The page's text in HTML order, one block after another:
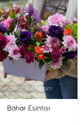
Bahar Esintisi